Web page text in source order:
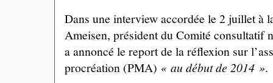
Dans une interview accordée le 2 juillet à
Ameisen, président du Comité consultatif
a annoncé le report de la réflexion sur
procréation (PMA) « au début de 2014 ».